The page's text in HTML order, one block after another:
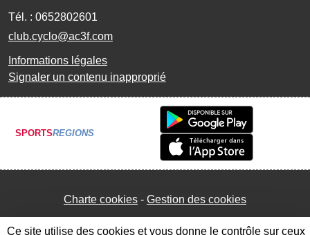
Tél. : 0652802601
club.cyclo@ac3f.com
Informations légales
Signaler un contenu inapproprié
SPORTSREGIONS
Charte cookies Gestion des cookies
Ce site utilise des cookies et vous donne le contrôle sur ceux